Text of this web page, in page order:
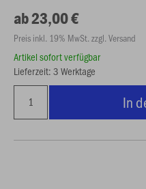
ab 23,00 €
Preis inkl. 19% MwSt. zzgl. Versand
Artikel sofort verfügbar
Lieferzeit: 3 Werktage
In